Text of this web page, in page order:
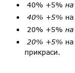
40% +5% на
40% +5% на
20% +5% на
20% +5%
прикраси.